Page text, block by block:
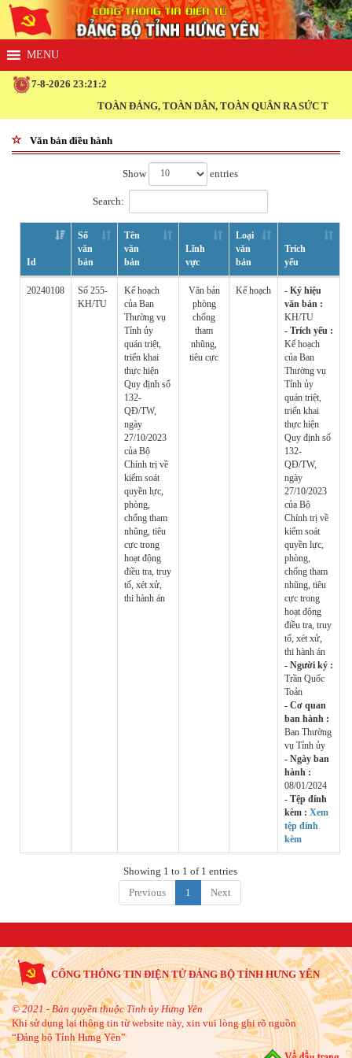
7-8-2026 23:21:2
TOÀN ĐẢNG, TOÀN DÂN, TOÀN QUÂN RA SỨC THI
Văn bản điều hành
Show entries
Search:
Id
Số
văn
bản
Tên
văn
bản
Lĩnh
vực
Loại
văn
bản
Trích
yếu
20240108
Số 255-
KH/TU
Kế hoạch
của Ban
Thường vụ
Tỉnh ủy
quán triệt,
triển khai
thực hiện
Quy định số
132-
QĐ/TW,
ngày
27/10/2023
của Bộ
Chính trị về
kiểm soát
quyền lực,
phòng,
chống tham
nhũng, tiêu
cực trong
hoạt động
điều tra, truy
tố, xét xử,
thi hành án
Văn bản
phòng
chống
tham
nhũng,
tiêu cực
Kế hoạch
- Ký hiệu
văn bản :
KH/TU
- Trích yếu :
Kế hoạch
của Ban
Thường vụ
Tỉnh ủy
quán triệt,
triển khai
thực hiện
Quy định số
132-
QĐ/TW,
ngày
27/10/2023
của Bộ
Chính trị về
kiểm soát
quyền lực,
phòng,
chống tham
nhũng, tiêu
cực trong
hoạt động
điều tra, truy
tố, xét xử,
thi hành án
- Người ký :
Trần Quốc
Toản
- Cơ quan
ban hành :
Ban Thường
vụ Tỉnh ủy
- Ngày ban
hành :
08/01/2024
- Tệp đính
kèm : Xem
tệp đính
kèm
Showing 1 to 1 of 1 entries
Previous
1 Next
CỔNG THÔNG TIN ĐIỆN TỬ ĐẢNG BỘ TỈNH HƯNG YÊN
© 2021 - Bản quyền thuộc Tỉnh ủy Hưng Yên
Khi sử dụng lại thông tin từ website này, xin vui lòng ghi rõ nguồn
“Đảng bộ Tỉnh Hưng Yên”